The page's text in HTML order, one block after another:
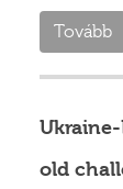
Tovább
old